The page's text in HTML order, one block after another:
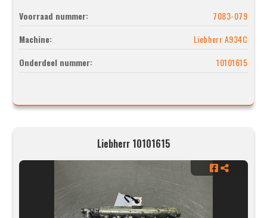
Voorraad nummer:
7083-079
Machine:
Liebherr A934C
Onderdeel nummer:
10101615
Liebherr 10101615